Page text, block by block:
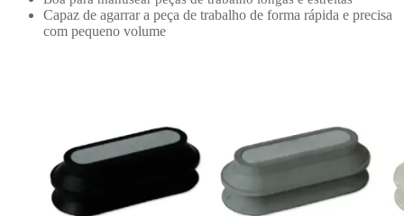
Capaz de agarrar a peça de trabalho de forma rápida e precisa
com pequeno volume